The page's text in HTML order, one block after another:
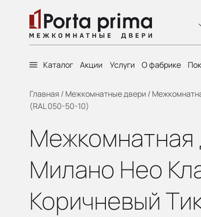
Каталог Акции Услуги О фабрике
Главная / Межкомнатные двери /
(RAL 050-50-10)
Межкомнатная
Милано Нео
Коричневый